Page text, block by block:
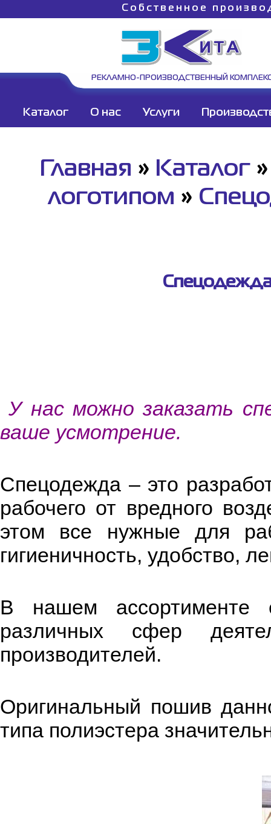
Собственное
РЕКЛАМНО-ПРОИЗВОДСТВЕННЫЙ
Каталог О нас Услуги
Главная » Каталог
логотипом »
Спецодежда
У нас можно заказать
ваше усмотрение.
Спецодежда – это
рабочего от вредного
этом все нужные для
гигиеничность, удобство,
В нашем ассортименте
различных сфер
производителей.
Оригинальный пошив
типа полиэстера